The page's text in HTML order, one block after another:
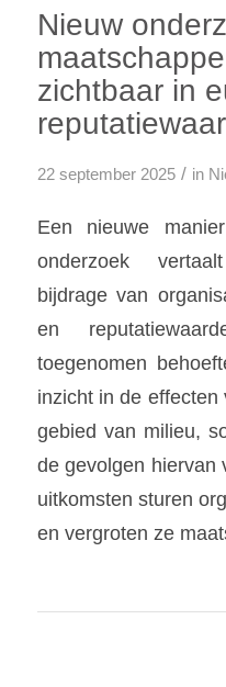
Nieuw
zichtbaar in
22 september 2025 / in
Een nieuwe
onderzoek
bijdrage van
en
toegenomen
inzicht in de
gebied van milieu,
de gevolgen hiervan
uitkomsten sturen
en vergroten ze